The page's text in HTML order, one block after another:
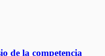
de la competencia